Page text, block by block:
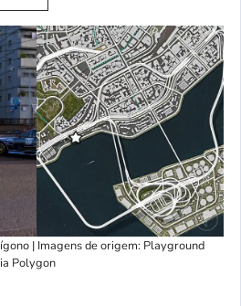
| Imagens de origem: Playground
Polygon